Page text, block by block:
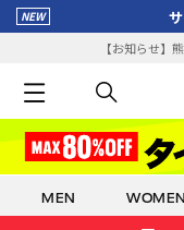
【お知らせ】
MEN WOMEN